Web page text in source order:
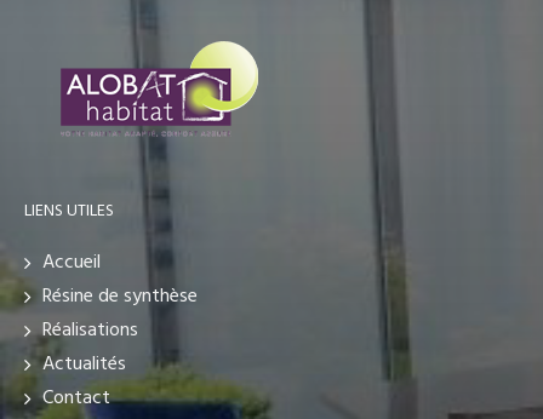
LIENS UTILES
Accueil
Résine de synthèse
Réalisations
Actualités
Contact